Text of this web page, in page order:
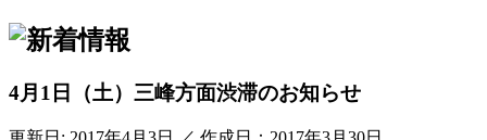
4月1日（土）三峰方面渋滞のお知らせ